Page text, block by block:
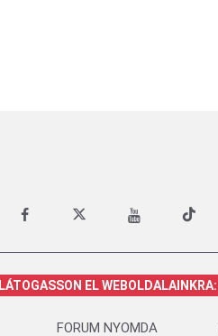
LÁTOGASSON EL WEBOLDALAINKRA:
FORUM NYOMDA